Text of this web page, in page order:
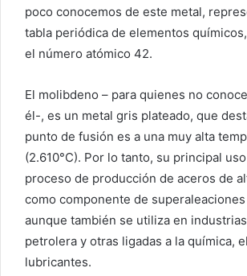
poco conocemos de este metal,
tabla periódica de elementos
el número atómico 42.
El molibdeno – para quienes no
él-, es un metal gris plateado, que
punto de fusión es a una muy alta
(2.610°C). Por lo tanto, su principal
proceso de producción de aceros de
como componente de
aunque también se utiliza en
petrolera y otras ligadas a la química,
lubricantes.